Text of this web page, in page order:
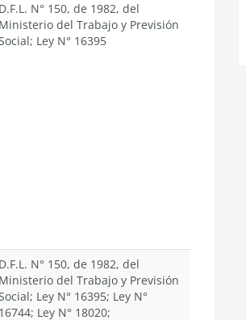
D.F.L. N° 150, de 1982, del
Ministerio del Trabajo y Previsión
Ley N° 16395
D.F.L. N° 150, de 1982, del
Ministerio del Trabajo y Previsión
Ley N° 16395; Ley N°
16744; Ley N° 18020;